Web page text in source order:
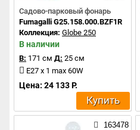
Садово-парковый фонарь
Fumagalli G25.158.000.BZF1R
Коллекция: Globe 250
В наличии
В: 171 см Д: 25 см
E27 x 1 max 60W
Цена: 24 133 Р.
Купить
163478